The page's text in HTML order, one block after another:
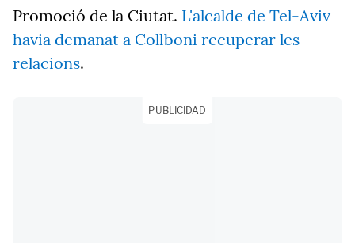
Promoció de la Ciutat. L'alcalde de Tel-Aviv
havia demanat a Collboni recuperar les
relacions.
PUBLICIDAD